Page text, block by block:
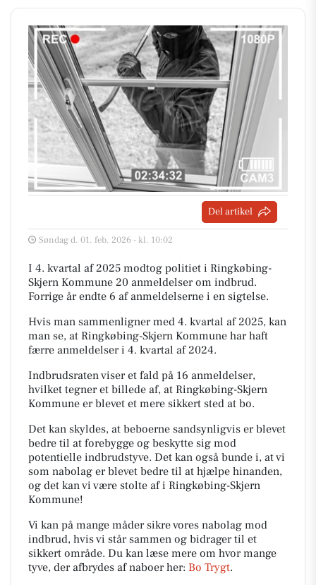
Del artikel
Søndag d. 01. feb. 2026 - kl. 10:02
I 4. kvartal af 2025 modtog politiet i Ringkøbing-
Skjern Kommune 20 anmeldelser om indbrud.
Forrige år endte 6 af anmeldelserne i en sigtelse.
Hvis man sammenligner med 4. kvartal af 2025, kan
man se, at Ringkøbing-Skjern Kommune har haft
færre anmeldelser i 4. kvartal af 2024.
Indbrudsraten viser et fald på 16 anmeldelser,
hvilket tegner et billede af, at Ringkøbing-Skjern
Kommune er blevet et mere sikkert sted at bo.
Det kan skyldes, at beboerne sandsynligvis er blevet
bedre til at forebygge og beskytte sig mod
potentielle indbrudstyve. Det kan også bunde i, at vi
som nabolag er blevet bedre til at hjælpe hinanden,
og det kan vi være stolte af i Ringkøbing-Skjern
Kommune!
Vi kan på mange måder sikre vores nabolag mod
indbrud, hvis vi står sammen og bidrager til et
sikkert område. Du kan læse mere om hvor mange
tyve, der afbrydes af naboer her: Bo Trygt.